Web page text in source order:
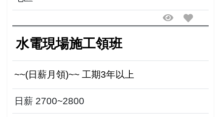
水電現場施工領班
~~(日薪月領)~~ 工期3年以上
日薪 2700~2800